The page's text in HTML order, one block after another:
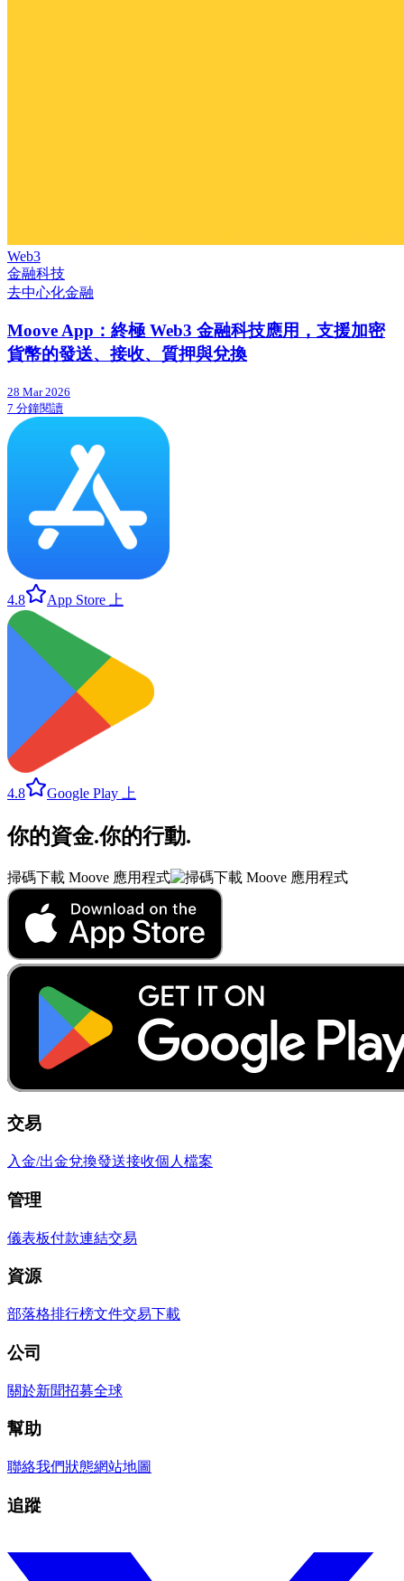
Web3
金融科技
去中心化金融
Moove App：終極 Web3 金融科技應用，支援加密
貨幣的發送、接收、質押與兌換
28 Mar 2026
7 分鐘閱讀
4.8 App Store 上
4.8 Google Play 上
你的資金.你的行動.
掃碼下載 Moove 應用程式
交易
入金/出金兌換發送接收個人檔案
管理
儀表板付款連結交易
資源
部落格排行榜文件交易下載
公司
關於新聞招募全球
幫助
聯絡我們狀態網站地圖
追蹤